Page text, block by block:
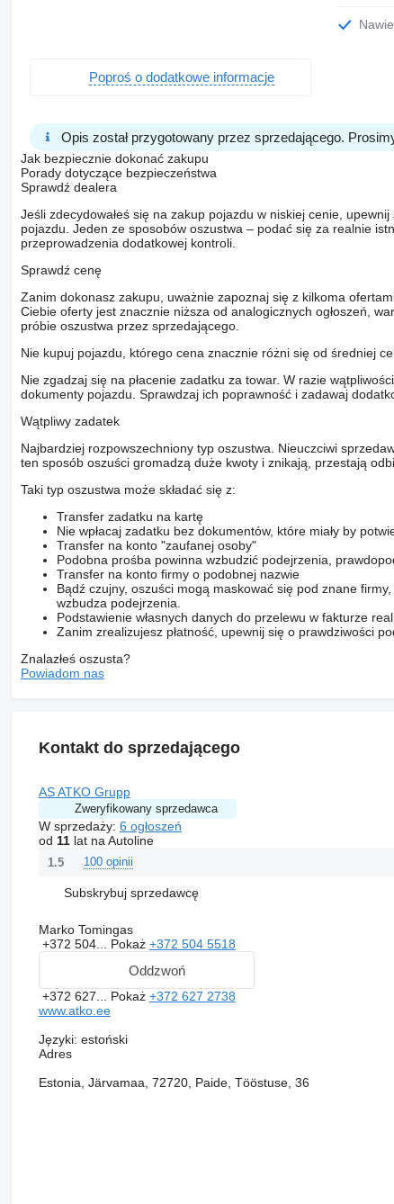
Poproś o dodatkowe informacje
Opis został przygotowany przez sprzedającego.
Jak bezpiecznie dokonać zakupu
Porady dotyczące bezpieczeństwa
Sprawdź dealera
Jeśli zdecydowałeś się na zakup pojazdu w niskiej cenie,
pojazdu. Jeden ze sposobów oszustwa – podać się za realnie
przeprowadzenia dodatkowej kontroli.
Sprawdź cenę
Zanim dokonasz zakupu, uważnie zapoznaj się z kilkoma
Ciebie oferty jest znacznie niższa od analogicznych ogłoszeń,
próbie oszustwa przez sprzedającego.
Nie kupuj pojazdu, którego cena znacznie różni się od średniej
Nie zgadzaj się na płacenie zadatku za towar. W razie
dokumenty pojazdu. Sprawdzaj ich poprawność i zadawaj
Wątpliwy zadatek
Najbardziej rozpowszechniony typ oszustwa. Nieuczciwi
ten sposób oszuści gromadzą duże kwoty i znikają, przestają
Taki typ oszustwa może składać się z:
Transfer zadatku na kartę
Nie wpłacaj zadatku bez dokumentów, które miały by
Transfer na konto "zaufanej osoby"
Podobna prośba powinna wzbudzić podejrzenia,
Transfer na konto firmy o podobnej nazwie
Bądź czujny, oszuści mogą maskować się pod znane
wzbudza podejrzenia.
Podstawienie własnych danych do przelewu w fakturze
Zanim zrealizujesz płatność, upewnij się o prawdziwości
Znalazłeś oszusta?
Powiadom nas
Kontakt do sprzedającego
AS ATKO Grupp
Zweryfikowany sprzedawca
W sprzedaży: 6 ogłoszeń
od 11lat na Autoline
1.5 100 opinii
Subskrybuj sprzedawcę
Marko Tomingas
+372 504... Pokaż +372 504 5518
Oddzwoń
+372 627... Pokaż +372 627 2738
www.atko.ee
Języki: estoński
Adres
Estonia, Järvamaa, 72720, Paide, Tööstuse, 36